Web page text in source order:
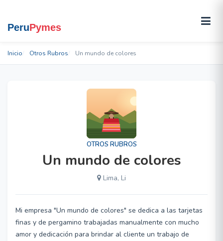
Inicio Otros Rubros Un mundo de colores
OTROS RUBROS
Un mundo de colores
Lima, Li
Mi empresa "Un mundo de colores" se dedica a las tarjetas
finas y de pergamino trabajadas manualmente con mucho
amor y dedicación para brindar al cliente un trabajo de